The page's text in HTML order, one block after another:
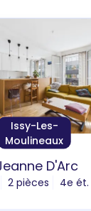
Issy-Les-
Moulineaux
D'Arc
2 pièces 4e ét.